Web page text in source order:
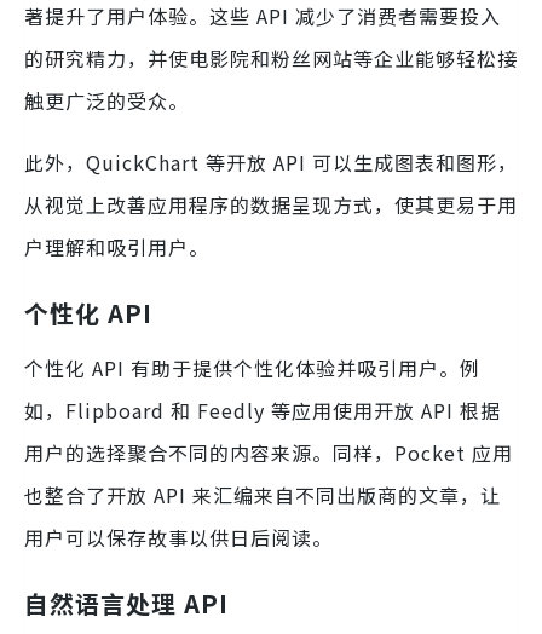
著提升了用户体验。这些 API 减少了消费者需要投入
的研究精力，并使电影院和粉丝网站等企业能够轻松接
触更广泛的受众。
此外，QuickChart 等开放 API 可以生成图表和图形，
从视觉上改善应用程序的数据呈现方式，使其更易于用
户理解和吸引用户。
个性化 API
个性化 API 有助于提供个性化体验并吸引用户。例
如，Flipboard 和 Feedly 等应用使用开放 API 根据
用户的选择聚合不同的内容来源。同样，Pocket 应用
也整合了开放 API 来汇编来自不同出版商的文章，让
用户可以保存故事以供日后阅读。
自然语言处理 API